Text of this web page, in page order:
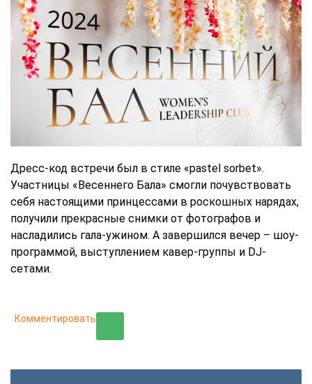
Дресс-код встречи был в стиле «pastel sorbet».
Участницы «Весеннего Бала» смогли почувствовать
себя настоящими принцессами в роскошных нарядах,
получили прекрасные снимки от фотографов и
насладились гала-ужином. А завершился вечер – шоу-
программой, выступлением кавер-группы и DJ-
сетами.
Комментировать